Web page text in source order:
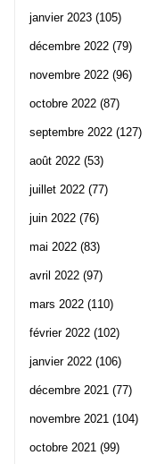
janvier 2023 (105)
décembre 2022 (79)
novembre 2022 (96)
octobre 2022 (87)
septembre 2022 (127)
août 2022 (53)
juillet 2022 (77)
juin 2022 (76)
mai 2022 (83)
avril 2022 (97)
mars 2022 (110)
février 2022 (102)
janvier 2022 (106)
décembre 2021 (77)
novembre 2021 (104)
octobre 2021 (99)